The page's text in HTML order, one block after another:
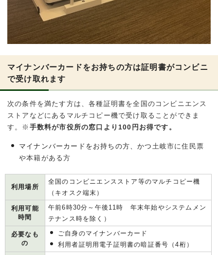
マイナンバーカードをお持ちの方は証明書がコンビニ
で受け取れます
次の条件を満たす方は、各種証明書を全国のコンビニエンス
ストアなどにあるマルチコピー機で受け取ることができま
す。※ 手数料が市役所の窓口より100円お得です。
マイナンバーカードをお持ちの方、かつ 土岐市に住民票
や本籍がある方
利用場所
全国のコンビニエンスストア等のマルチコピー機
（キオスク端末）
利用可能
時間
午前6時30分～午後11時 年末年始やシステムメン
テナンス時を除く）
必要なも
の
ご自身のマイナンバーカード
利用者証明用電子証明書の暗証番号（4桁）